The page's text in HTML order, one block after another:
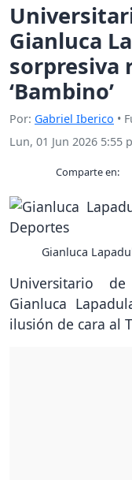
Gianluca
sorpresiva
‘Bambino’
Por: Gabriel Iberico •
Lun, 01 Jun 2026 5:55
Comparte en:
Gianluca
Universitario
Gianluca
ilusión de cara al